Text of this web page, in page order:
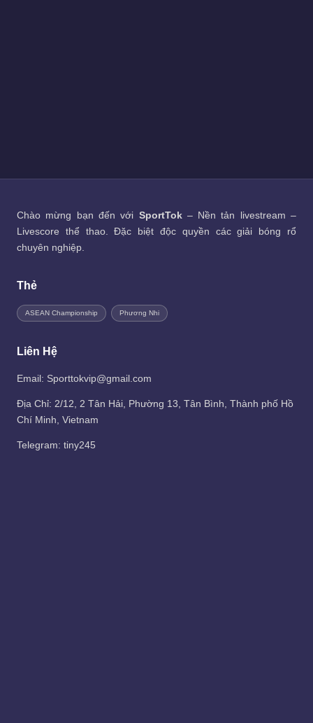
Chào mừng bạn đến với SportTok– Nền tản livestream –
Livescore thể thao. Đặc biệt độc quyền các giải bóng rổ
chuyên nghiệp.
Thẻ
ASEAN Championship Phương Nhi
Liên Hệ
Email: Sporttokvip@gmail.com
Địa Chỉ: 2/12, 2 Tân Hải, Phường 13, Tân Bình, Thành phố Hồ
Chí Minh, Vietnam
Telegram: tiny245